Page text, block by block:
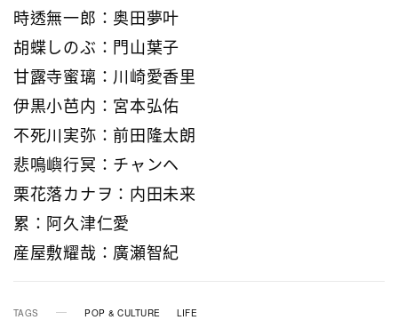
時透無一郎：奥田夢叶
胡蝶しのぶ：門山葉子
甘露寺蜜璃：川崎愛香里
伊黒小芭内：宮本弘佑
不死川実弥：前田隆太朗
悲鳴嶼行冥：チャンヘ
栗花落カナヲ：内田未来
累：阿久津仁愛
産屋敷耀哉：廣瀬智紀
TAGS POP & CULTURE LIFE